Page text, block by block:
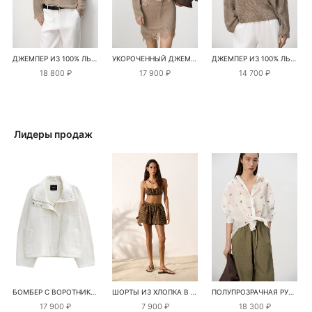
ДЖЕМПЕР ИЗ 100% ЛЬНА С КРУЖЕВОМ
18 800 ₽
УКОРОЧЕННЫЙ ДЖЕМПЕР ИЗО ЛЬНА С КРУЖЕВОМ
17 900 ₽
ДЖЕМПЕР ИЗ 100% ЛЬНА С V-ОБРАЗНЫМ ВЫРЕЗОМ
14 700 ₽
Лидеры продаж
БОМБЕР С ВОРОТНИКОМ-СТОЙКОЙ
17 900 ₽
ШОРТЫ ИЗ ХЛОПКА В КЛЕТКУ
7 900 ₽
ПОЛУПРОЗРАЧНАЯ РУБАШКА С РОМАШКАМИ
18 300 ₽